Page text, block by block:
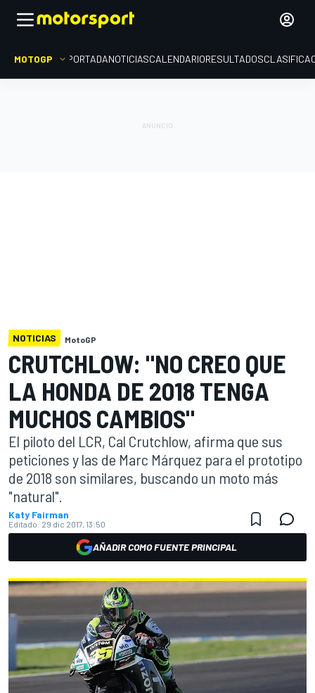
MOTOGP PORTADANOTICIASCALENDARIORESULTADOS
NOTICIAS MotoGP
CRUTCHLOW: "NO CREO QUE
LA HONDA DE 2018 TENGA
MUCHOS CAMBIOS"
El piloto del LCR, Cal Crutchlow, afirma que sus
peticiones y las de Marc Márquez para el prototipo
de 2018 son similares, buscando un moto más
"natural".
Katy Fairman
Editado: 29 dic 2017, 13:50
AÑADIR COMO FUENTE PRINCIPAL